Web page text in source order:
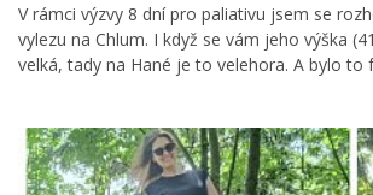
V rámci výzvy 8 dní pro paliativu jsem se
vylezu na Chlum. I když se vám jeho výška
velká, tady na Hané je to velehora. A bylo to